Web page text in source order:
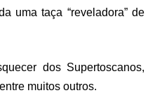
uma taça “reveladora” de
dos Supertoscanos,
muitos outros.